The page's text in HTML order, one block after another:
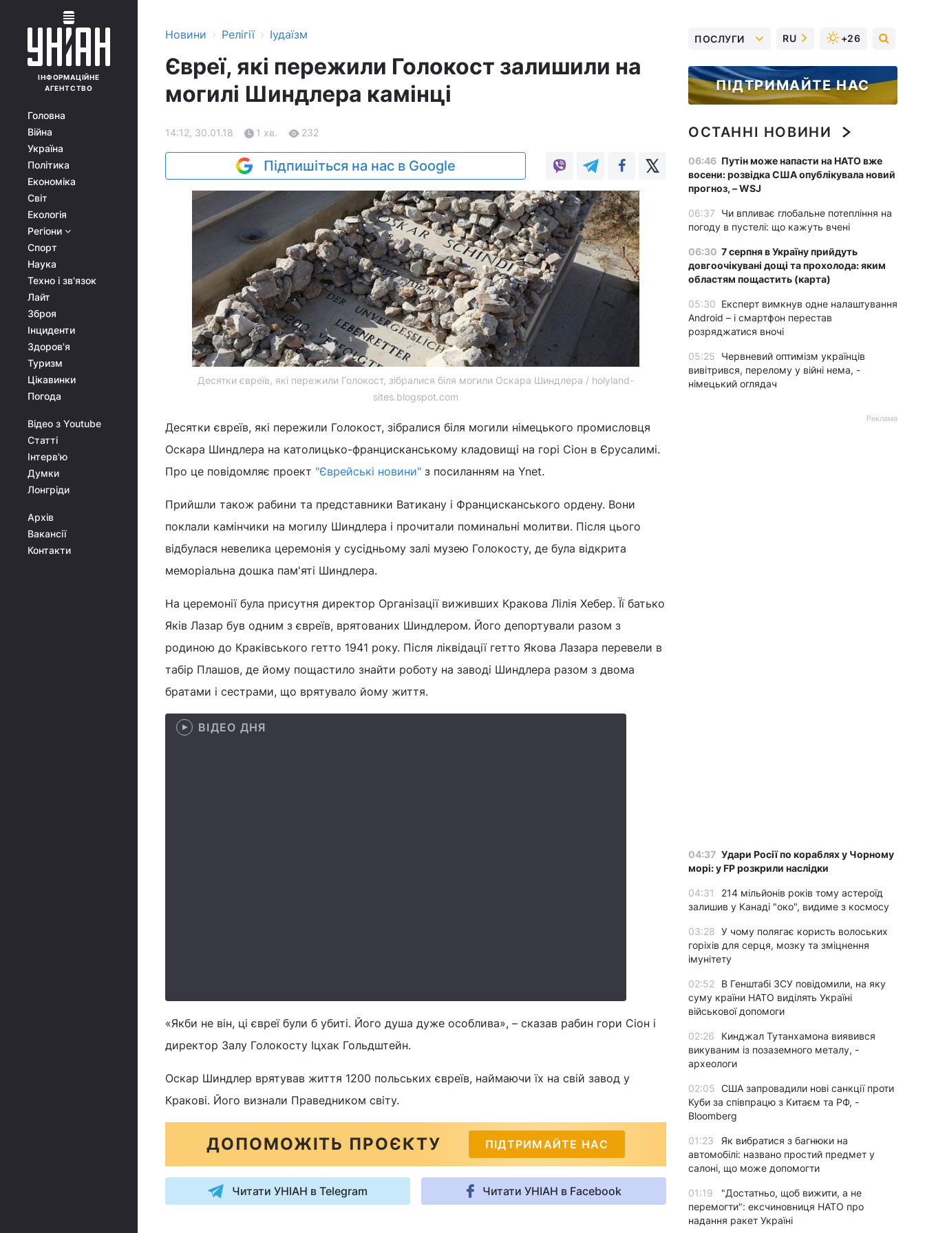
ІНФОРМАЦІЙНЕ
АГЕНТСТВО
Головна
Війна
Україна
Політика
Економіка
Світ
Екологія
Регіони
Спорт
Наука
Техно і зв'язок
Лайт
Зброя
Інциденти
Здоров'я
Туризм
Цікавинки
Погода
Відео з Youtube
Статті
Інтерв'ю
Думки
Лонгріди
Архів
Вакансії
Контакти
Новини › Релігії › Іудаїзм
Євреї, які пережили Голокост залишили на
могилі Шиндлера камінці
14:12, 30.01.18 1 хв. 232
Підпишіться на нас в Google
Десятки євреїв, які пережили Голокост, зібралися біля могили Оскара Шиндлера / holyland-
sites.blogspot.com
Десятки євреїв, які пережили Голокост, зібралися біля могили німецького промисловця
Оскара Шиндлера на католицько-францисканському кладовищі на горі Сіон в Єрусалимі.
Про це повідомляє проект "Єврейські новини" з посиланням на Ynet.
Прийшли також рабини та представники Ватикану і Францисканського ордену. Вони
поклали камінчики на могилу Шиндлера і прочитали поминальні молитви. Після цього
відбулася невелика церемонія у сусідньому залі музею Голокосту, де була відкрита
меморіальна дошка пам'яті Шиндлера.
На церемонії була присутня директор Організації виживших Кракова Лілія Хебер. Її батько
Яків Лазар був одним з євреїв, врятованих Шиндлером. Його депортували разом з
родиною до Краківського гетто 1941 року. Після ліквідації гетто Якова Лазара перевели в
табір Плашов, де йому пощастило знайти роботу на заводі Шиндлера разом з двома
братами і сестрами, що врятувало йому життя.
ВІДЕО ДНЯ
«Якби не він, ці євреї були б убиті. Його душа дуже особлива», – сказав рабин гори Сіон і
директор Залу Голокосту Іцхак Гольдштейн.
Оскар Шиндлер врятував життя 1200 польських євреїв, наймаючи їх на свій завод у
Кракові. Його визнали Праведником світу.
ДОПОМОЖІТЬ ПРОЄКТУ ПІДТРИМАЙТЕ НАС
Читати УНІАН в Telegram Читати УНІАН в Facebook
ПОСЛУГИ RU +26
ПІДТРИМАЙТЕ НАС
ОСТАННІ НОВИНИ
06:46 Путін може напасти на НАТО вже
восени: розвідка США опублікувала новий
прогноз, – WSJ
06:37
Чи впливає глобальне потепління на
погоду в пустелі: що кажуть вчені
06:30 7 серпня в Україну прийдуть
довгоочікувані дощі та прохолода: яким
областям пощастить (карта)
05:30 Експерт вимкнув одне налаштування
Android – і смартфон перестав
розряджатися вночі
05:25
Червневий оптимізм українців
вивітрився, перелому у війні нема, -
німецький оглядач
Реклама
04:37 Удари Росії по кораблях у Чорному
морі: у FP розкрили наслідки
04:31
214 мільйонів років тому астероїд
залишив у Канаді "око", видиме з космосу
03:28 У чому полягає користь волоських
горіхів для серця, мозку та зміцнення
імунітету
02:52
В Генштабі ЗСУ повідомили, на яку
суму країни НАТО виділять Україні
військової допомоги
02:26
Кинджал Тутанхамона виявився
викуваним із позаземного металу, -
археологи
02:05 США запровадили нові санкції проти
Куби за співпрацю з Китаєм та РФ, -
Bloomberg
01:23
Як вибратися з багнюки на
автомобілі: названо простий предмет у
салоні, що може допомогти
01:19
"Достатньо, щоб вижити, а не
перемогти": ексчиновниця НАТО про
надання ракет Україні